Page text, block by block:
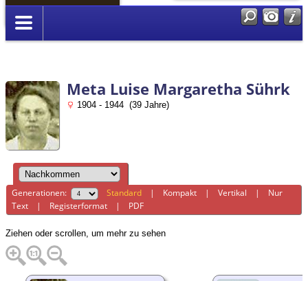
Anmelden
Meta Luise Margaretha Sührk
1904 - 1944 (39 Jahre)
Generationen: Standard | Kompakt |Vertikal | Nur
Text | Registerformat | PDF
Ziehen oder scrollen, um mehr zu sehen